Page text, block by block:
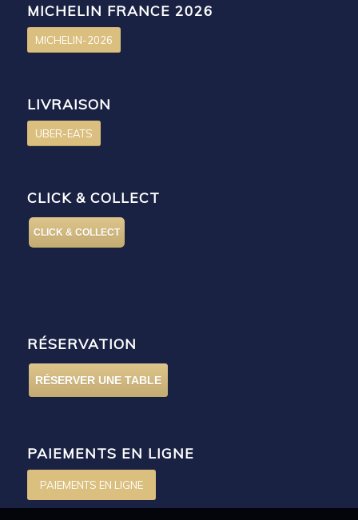
MICHELIN FRANCE 2026
MICHELIN-2026
LIVRAISON
UBER-EATS
CLICK & COLLECT
CLICK & COLLECT
RÉSERVATION
RÉSERVER UNE TABLE
PAIEMENTS EN LIGNE
PAIEMENTS EN LIGNE